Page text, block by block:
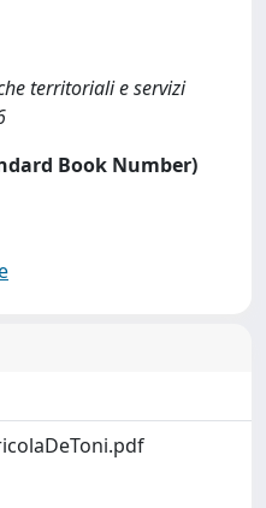
territoriali e servizi
Book Number)